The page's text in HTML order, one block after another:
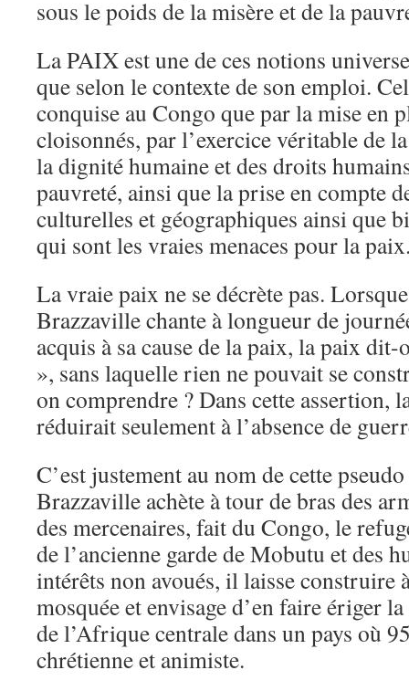
sous le poids de la misère et de la
La PAIX est une de ces notions
que selon le contexte de son emploi.
conquise au Congo que par la mise en
cloisonnés, par l’exercice véritable de
la dignité humaine et des droits
pauvreté, ainsi que la prise en compte
culturelles et géographiques ainsi que
qui sont les vraies menaces pour la
La vraie paix ne se décrète pas.
Brazzaville chante à longueur de
acquis à sa cause de la paix, la paix
», sans laquelle rien ne pouvait se
on comprendre ? Dans cette assertion,
réduirait seulement à l’absence de
C’est justement au nom de cette
Brazzaville achète à tour de bras des
des mercenaires, fait du Congo, le
de l’ancienne garde de Mobutu et des
intérêts non avoués, il laisse construire
mosquée et envisage d’en faire ériger
de l’Afrique centrale dans un pays où
chrétienne et animiste.